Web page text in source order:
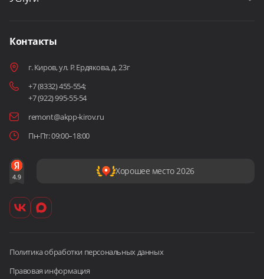
Контакты
г. Киров, ул. Р. Ердякова, д. 23г
+7 (8332) 455-554;
+7 (922) 995-55-54
remont@akpp-kirov.ru
Пн-Пт: 09:00–18:00
Хорошее место 2026
Политика обработки персональных данных
Правовая информация